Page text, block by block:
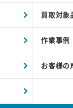
買取対象
作業事例
お客様の